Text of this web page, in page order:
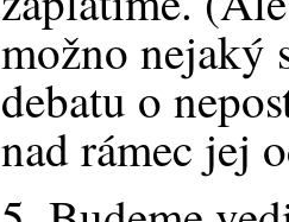
možno nejaký
debatu o
nad rámec jej